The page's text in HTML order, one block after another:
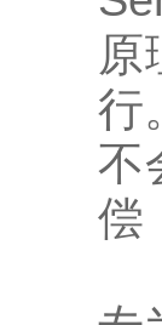
原
行
不
偿